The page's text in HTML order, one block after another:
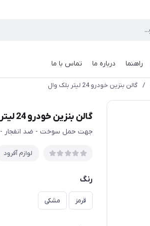
راهنما درباره ما تماس با ما
/ گالن بنزین خودرو 24 لیتر بلک وال
گالن بنزین خودرو 24 لیتر بلک وال
جهت حمل سوخت - ضد انفجار - Black Whale
لوازم آفرود
رنگ
قرمز مشکی